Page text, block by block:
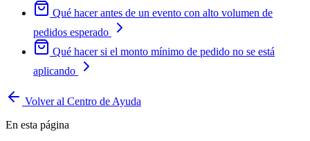
Qué hacer antes de un evento con alto volumen de
pedidos esperado
Qué hacer si el monto mínimo de pedido no se está
aplicando
Volver al Centro de Ayuda
En esta página